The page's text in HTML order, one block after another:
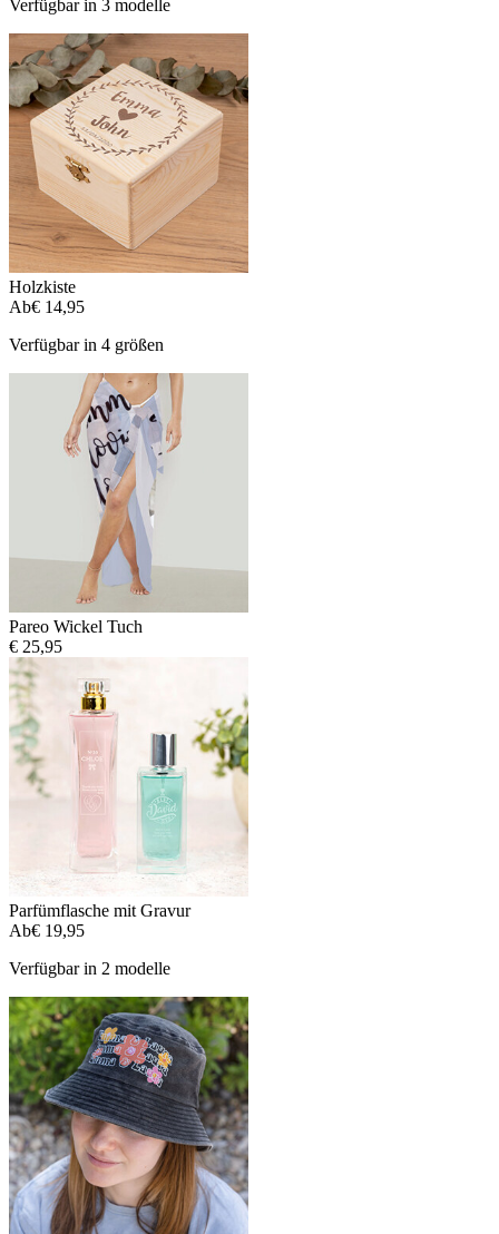
Verfügbar in 3 modelle
Holzkiste
Ab€ 14,95
Verfügbar in 4 größen
Pareo Wickel Tuch
€ 25,95
Parfümflasche mit Gravur
Ab€ 19,95
Verfügbar in 2 modelle